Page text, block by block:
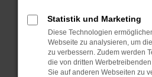
Betriebssystem auf dem
sind.
Veraltete Software birgt
Sicherheitsrisiko, sondern
führen, dass bestimmte
Statistik und Marketing
Diese Technologien
Webseite zu analysieren, um
zu verbessern. Zudem werden
die von dritten
Sie auf anderen Webseiten zu